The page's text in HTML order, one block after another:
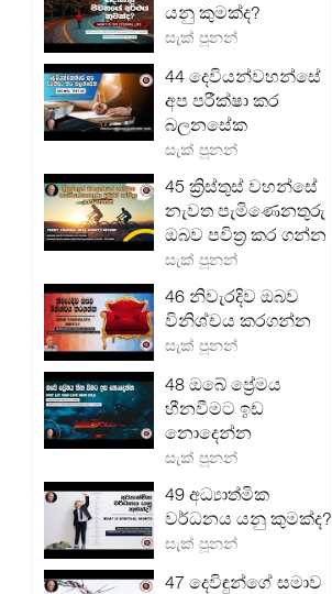
යනු කුමක්ද?
සැක් පූනන්
44 දෙවියන්වහන්සේ
අප පරීක්ෂා කර
බලනසේක
සැක් පූනන්
45 ක්‍රිස්තුස් වහන්සේ
නැවත පැමිණෙනතුරු
ඔබව පවිත්‍ර කර ගන්න
සැක් පූනන්
46 නිවැරදිව ඔබව
විනිශ්චය කරගන්න
සැක් පූනන්
48 ඔබේ ප්‍රේමය
හීනවීමට ඉඩ
නොදෙන්න
සැක් පූනන්
49 අධ්‍යාත්මික
වර්ධනය යනු කුමක්ද?
සැක් පූනන්
47 දෙවිඳුන්ගේ සමාව